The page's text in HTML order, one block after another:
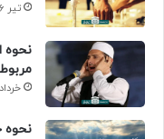
تیر 16, 1401
نحوه
خرداد 17, 1401
نحوه